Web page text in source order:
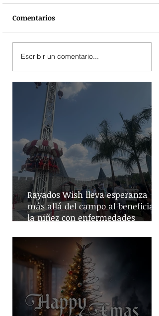
Comentarios
Escribir un comentario...
Rayados Wish lleva esperanza
más allá del campo al beneficiar a
la niñez con enfermedades